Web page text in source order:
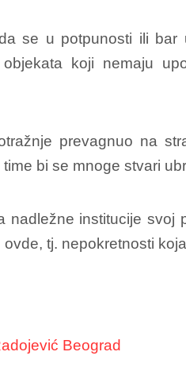
se u potpunosti ili
koji nemaju
prevagnuo na
bi se mnoge stvari
institucije svoj
tj. nepokretnosti
Beograd